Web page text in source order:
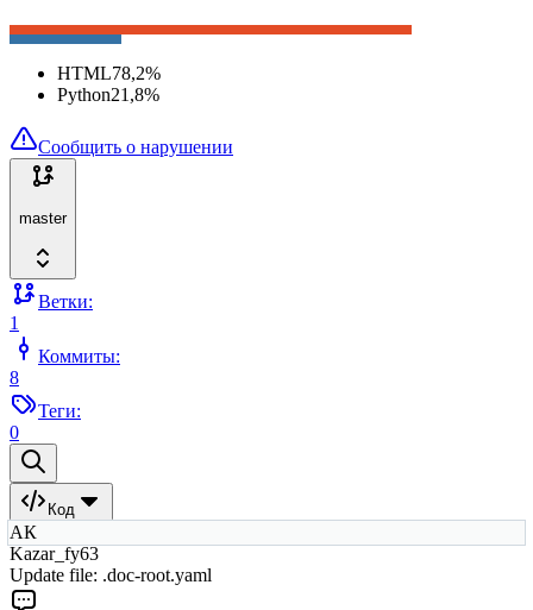
HTML78,2%
Python21,8%
Сообщить о нарушении
master
Ветки:
1
Коммиты:
8
Теги:
0
Код
АК
Kazar_fy63
Update file: .doc-root.yaml